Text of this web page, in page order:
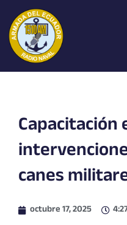
contenido
Capacitación
canes
octubre 17, 2025